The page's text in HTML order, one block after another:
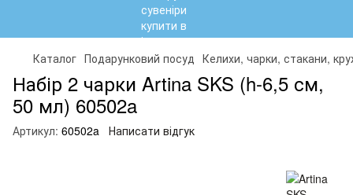
Каталог Подарунковий посуд Келихи, чарки, стакани,
Набір 2 чарки Artina SKS (h-6,5 см,
50 мл) 60502a
Артикул: 60502a Написати відгук